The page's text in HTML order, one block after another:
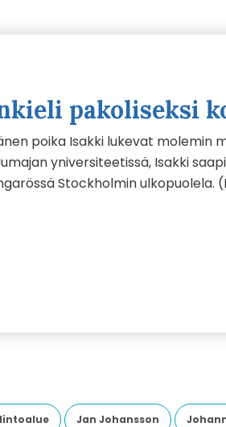
pakoliseksi
poika Isakki lukevat molemin
yniversiteetissä, Isakki
Stockholmin ulkopuolela.
Jan Johansson